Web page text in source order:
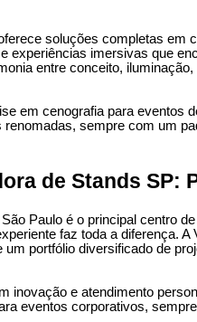
soluções completas em
experiências imersivas que
entre conceito,
em cenografia para eventos
renomadas, sempre com um
de Stands SP:
Paulo é o principal centro
faz toda a diferença.
um portfólio diversificado de
inovação e atendimento
eventos corporativos,